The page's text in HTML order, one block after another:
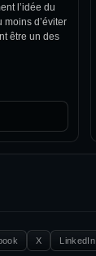
l’idée du
moins d’éviter
être un des
X LinkedIn